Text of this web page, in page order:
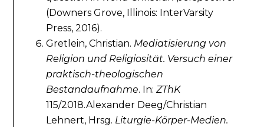
(Downers Grove, Illinois: InterVarsity
Press, 2016).
Gretlein, Christian. Mediatisierung von
Religion und Religiosität. Versuch einer
praktisch-theologischen
Bestandaufnahme. In:ZThK
115/2018.Alexander Deeg/Christian
Lehnert, Hrsg. Liturgie-Körper-Medien.